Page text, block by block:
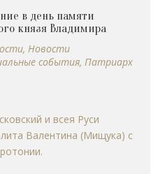
в день памяти
князя Владимира
,Новости
события,Патриарх